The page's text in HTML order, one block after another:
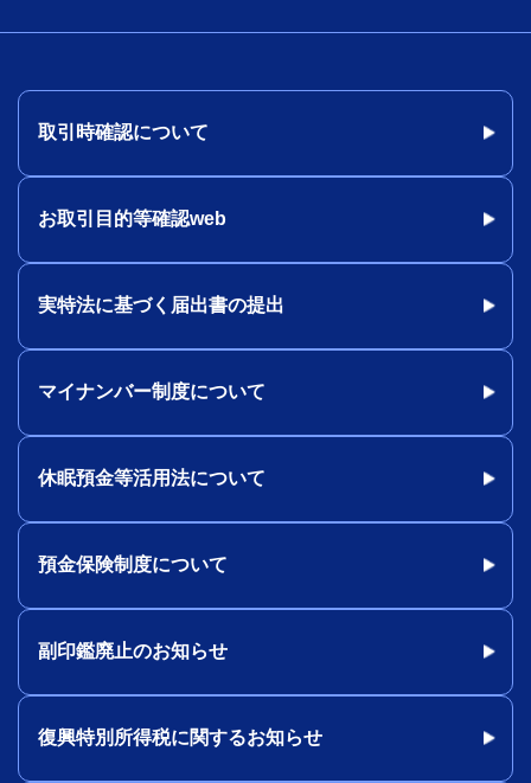
取引時確認について
お取引目的等確認web
実特法に基づく届出書の提出
マイナンバー制度について
休眠預金等活用法について
預金保険制度について
副印鑑廃止のお知らせ
復興特別所得税に関するお知らせ